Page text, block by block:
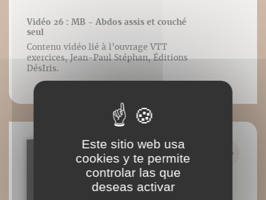
Vidéo 26 : MB - Abdos assis et couché
seul
Contenu vidéo lié à l’ouvrage VTT
exercices, Jean-Paul Stéphan, Éditions
DésIris.
Este sitio web usa
cookies y te permite
controlar las que
deseas activar